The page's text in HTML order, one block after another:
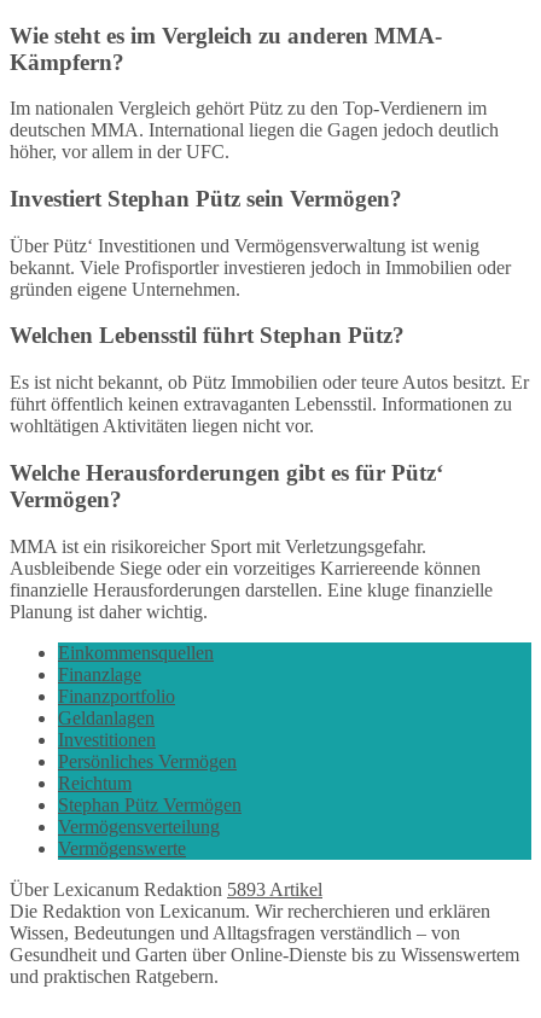
Wie steht es im Vergleich zu anderen MMA-
Kämpfern?
Im nationalen Vergleich gehört Pütz zu den Top-Verdienern im
deutschen MMA. International liegen die Gagen jedoch deutlich
höher, vor allem in der UFC.
Investiert Stephan Pütz sein Vermögen?
Über Pütz‘ Investitionen und Vermögensverwaltung ist wenig
bekannt. Viele Profisportler investieren jedoch in Immobilien oder
gründen eigene Unternehmen.
Welchen Lebensstil führt Stephan Pütz?
Es ist nicht bekannt, ob Pütz Immobilien oder teure Autos besitzt. Er
führt öffentlich keinen extravaganten Lebensstil. Informationen zu
wohltätigen Aktivitäten liegen nicht vor.
Welche Herausforderungen gibt es für Pütz‘
Vermögen?
MMA ist ein risikoreicher Sport mit Verletzungsgefahr.
Ausbleibende Siege oder ein vorzeitiges Karriereende können
finanzielle Herausforderungen darstellen. Eine kluge finanzielle
Planung ist daher wichtig.
Einkommensquellen
Finanzlage
Finanzportfolio
Geldanlagen
Investitionen
Persönliches Vermögen
Reichtum
Stephan Pütz Vermögen
Vermögensverteilung
Vermögenswerte
Über Lexicanum Redaktion 5893 Artikel
Die Redaktion von Lexicanum. Wir recherchieren und erklären
Wissen, Bedeutungen und Alltagsfragen verständlich – von
Gesundheit und Garten über Online-Dienste bis zu Wissenswertem
und praktischen Ratgebern.